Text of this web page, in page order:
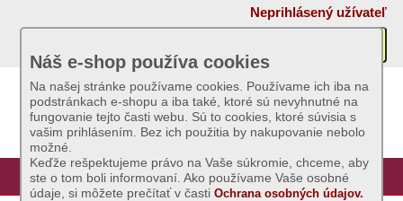
Neprihlásený užívateľ
Úvod Hlavná stránka Prihlásenie Registrácia
Náš e-shop používa cookies
Na našej stránke používame cookies. Používame ich iba na
podstránkach e-shopu a iba také, ktoré sú nevyhnutné na
fungovanie tejto časti webu. Sú to cookies, ktoré súvisia s
vašim prihlásením. Bez ich použitia by nakupovanie nebolo
možné.
Keďže rešpektujeme právo na Vaše súkromie, chceme, aby
ste o tom boli informovaní. Ako používame Vaše osobné
údaje, si môžete prečítať v častiOchrana osobných údajov.
Akcie
Sviečky
Umelé
kvety